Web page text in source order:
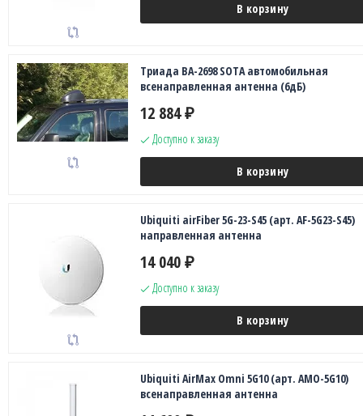
В корзину
Триада ВА-2698 SOTA автомобильная
всенаправленная антенна (6дБ)
12 884 ₽
Доступно к заказу
В корзину
Ubiquiti airFiber 5G-23-S45 (арт. AF-5G23-S45)
направленная антенна
14 040 ₽
Доступно к заказу
В корзину
Ubiquiti AirMax Omni 5G10 (арт. AMO-5G10)
всенаправленная антенна